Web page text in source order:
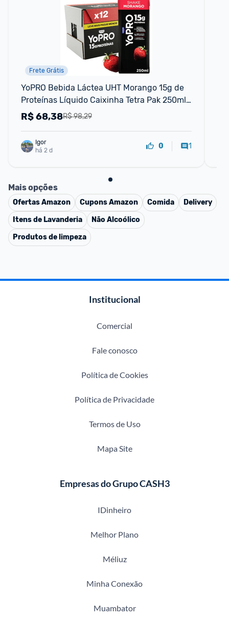
Frete Grátis
YoPRO Bebida Láctea UHT Morango 15g de
Proteínas Líquido Caixinha Tetra Pak 250ml
(Pack com 12 unidades)
R$ 98,29
R$68,38
Igor
há 2 d
0 1
Mais opções
OfertasAmazon CuponsAmazon Comida
Delivery
Itens de Lavanderia
Não Alcoólico
Produtos de limpeza
Institucional
Comercial
Fale conosco
Política de Cookies
Política de Privacidade
Termos de Uso
Mapa Site
Empresas do Grupo CASH3
IDinheiro
Melhor Plano
Méliuz
Minha Conexão
Muambator